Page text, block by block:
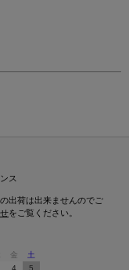
ス
出荷は出来ませんのでご
をご覧ください。
金
土
4
5